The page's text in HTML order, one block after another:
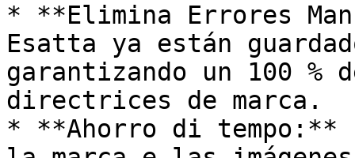
* **Elimina Errores
Esatta ya están
garantizando un 100 %
directrices de marca.
* **Ahorro di tempo:**